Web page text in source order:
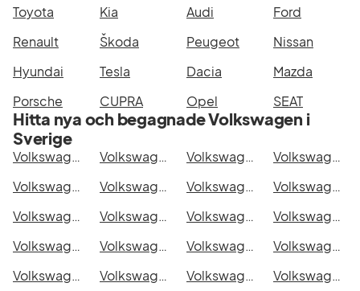
Toyota
Kia Audi
Ford
Renault
Škoda Peugeot
Nissan
Hyundai
Tesla Dacia
Mazda
Porsche
CUPRA Opel SEAT
Hitta nya och begagnade Volkswagen i
Sverige
Volkswagen Grand California 600 i Stockholm Volkswagen Grand California 600 i Göteborg Volkswagen Grand California 600 i Helsingborg
Volkswagen Grand California 600 i Jönköping
Volkswagen Grand California 600 i Malmö
Volkswagen Grand California 600 i Örebro Volkswagen Grand California 600 i Norrköping
Volkswagen Grand California 600 i Linköping
Volkswagen Grand California 600 i Uppsala
Volkswagen Grand California 600 i Västerås Volkswagen Grand California 600 i Halmstad
Volkswagen Grand California 600 i Växjö
Volkswagen Grand California 600 i Eskilstuna
Volkswagen Grand California 600 i Kalmar Volkswagen Grand California 600 i Karlskrona
Volkswagen Grand California 600 i Karlstad
Volkswagen Grand California 600 i Kristianstad
Volkswagen Grand California 600 i Sundsvall Volkswagen Grand California 600 i Umeå
Volkswagen Grand California 600 i Varberg